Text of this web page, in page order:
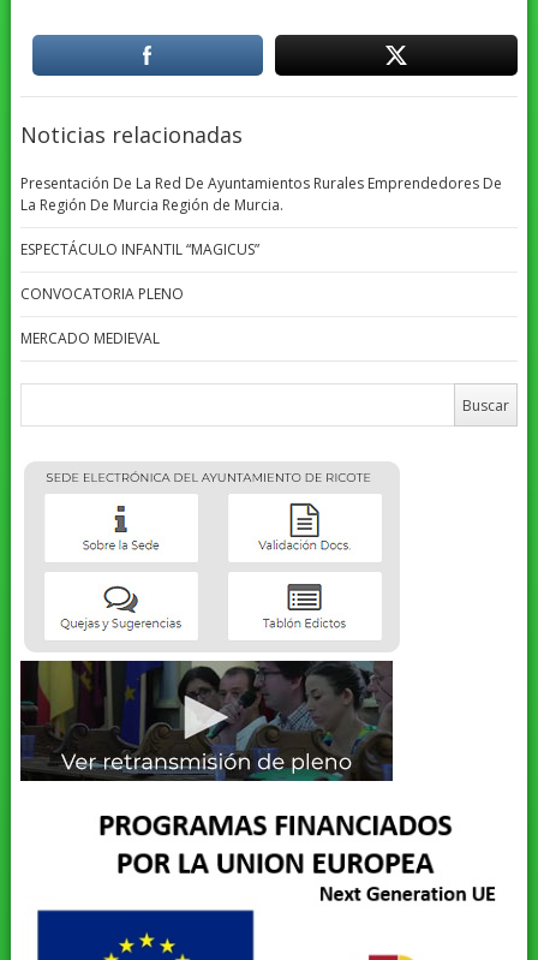
Noticias relacionadas
Presentación De La Red De Ayuntamientos Rurales Emprendedores De
La Región De Murcia Región de Murcia.
ESPECTÁCULO INFANTIL “MAGICUS”
CONVOCATORIA PLENO
MERCADO MEDIEVAL